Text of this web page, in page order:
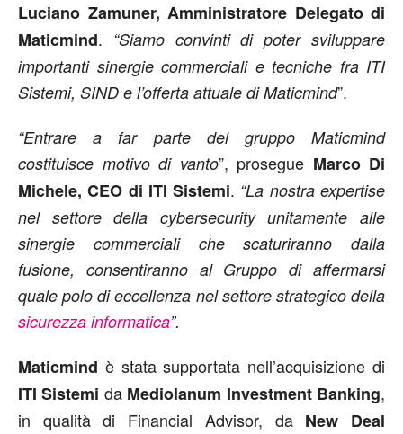
Luciano Zamuner, Amministratore Delegato di
Maticmind. “Siamo convinti di poter sviluppare
importanti sinergie commerciali e tecniche fra ITI
Sistemi, SIND e l’offerta attuale di Maticmind”.
“Entrare a far parte del gruppo Maticmind
costituisce motivo di vanto”, prosegue Marco Di
Michele, CEO di ITI Sistemi. “La nostra expertise
nel settore della cybersecurity unitamente alle
sinergie commerciali che scaturiranno dalla
fusione, consentiranno al Gruppo di affermarsi
quale polo di eccellenza nel settore strategico della
sicurezza informatica”.
Maticmind è stata supportata nell’acquisizione di
ITI Sistemi da Mediolanum Investment Banking,
in qualità di Financial Advisor, da New Deal